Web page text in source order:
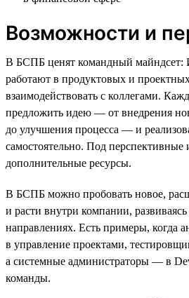
Возможности и
В БСПБ ценят командный майндсет:
работают в продуктовых и
взаимодействовать с коллегами.
предложить идею — от внедрения
до улучшения процесса — и
самостоятельно. Под
дополнительные ресурсы.
В БСПБ можно пробовать новое,
и расти внутри компании,
направлениях. Есть примеры, когда
в управление проектами,
а системные администраторы — в
команды.